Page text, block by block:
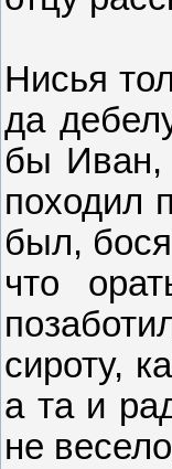
Нисья
да
бы Иван,
походил
был,
что
сироту,
а та и
не